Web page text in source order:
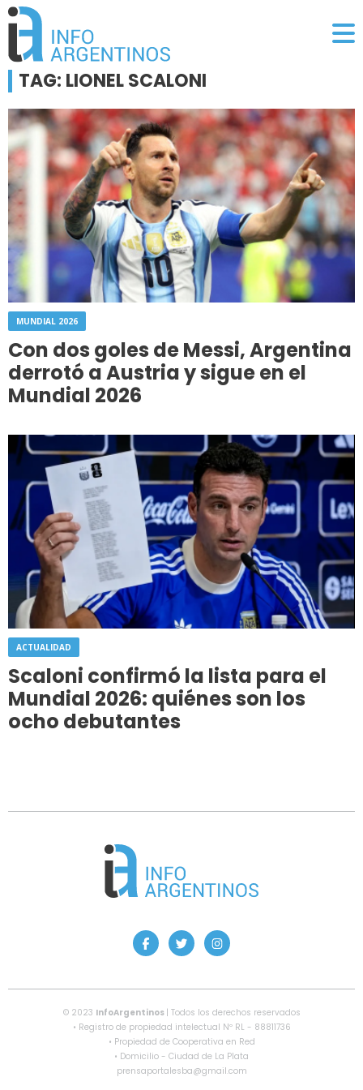
TAG: LIONEL SCALONI
MUNDIAL 2026
Con dos goles de Messi, Argentina
derrotó a Austria y sigue en el
Mundial 2026
ACTUALIDAD
Scaloni confirmó la lista para el
Mundial 2026: quiénes son los
ocho debutantes
© 2023 InfoArgentinos | Todos los derechos reservados
• Registro de propiedad intelectual Nº RL - 88811736
• Propiedad de Cooperativa en Red
• Domicilio - Ciudad de La Plata
prensaportalesba@gmail.com